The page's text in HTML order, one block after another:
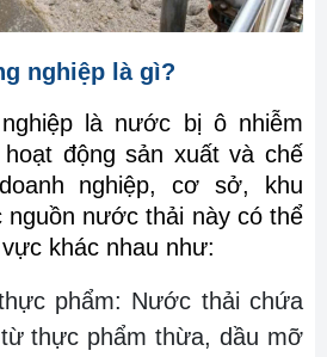
nghiệp là gì?
là nước bị ô nhiễm
động sản xuất và chế
nghiệp, cơ sở, khu
nguồn nước thải này có thể
khác nhau như:
phẩm: Nước thải chứa
thực phẩm thừa, dầu mỡ